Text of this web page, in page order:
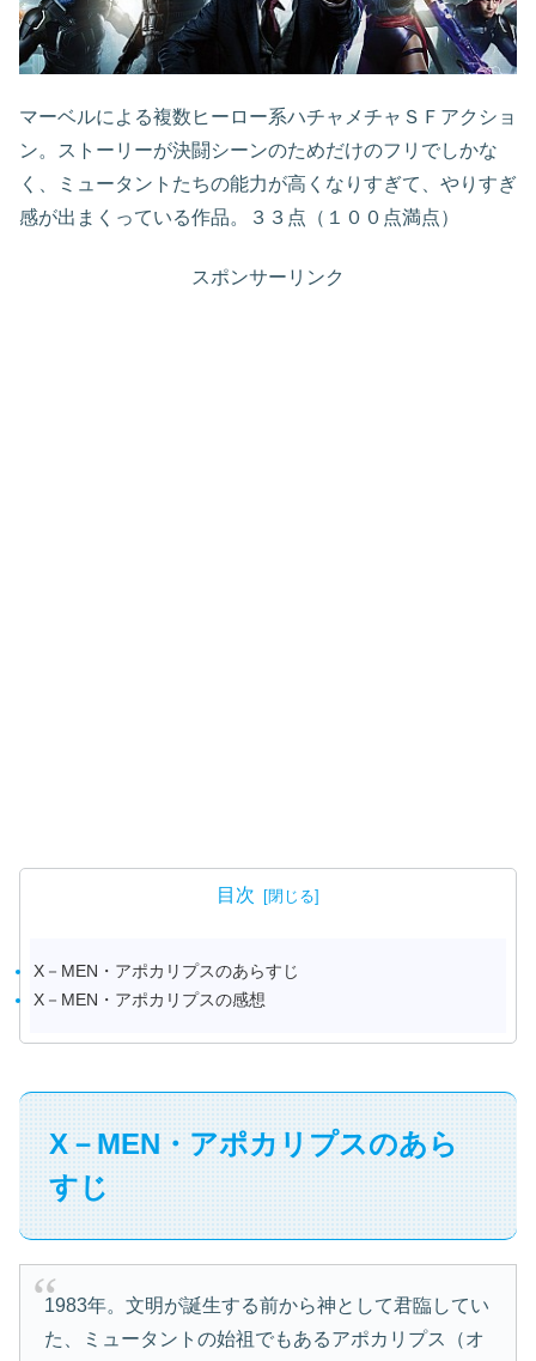
マーベルによる複数ヒーロー系ハチャメチャＳＦアクショ
ン。ストーリーが決闘シーンのためだけのフリでしかな
く、ミュータントたちの能力が高くなりすぎて、やりすぎ
感が出まくっている作品。３３点（１００点満点）
スポンサーリンク
目次
X－MEN・アポカリプスのあらすじ
X－MEN・アポカリプスの感想
X－MEN・アポカリプスのあら
すじ
1983年。文明が誕生する前から神として君臨してい
た、ミュータントの始祖でもあるアポカリプス（オ